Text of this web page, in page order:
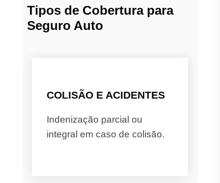
Tipos de Cobertura para
Seguro Auto
COLISÃO E ACIDENTES
Indenização parcial ou
integral em caso de colisão.